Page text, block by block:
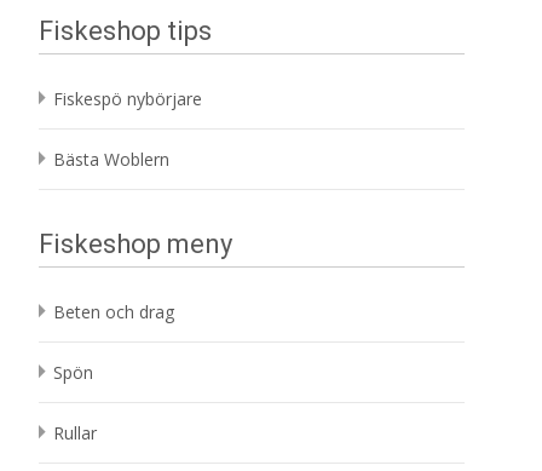
Fiskeshop tips
Fiskespö nybörjare
Bästa Woblern
Fiskeshop meny
Beten och drag
Spön
Rullar